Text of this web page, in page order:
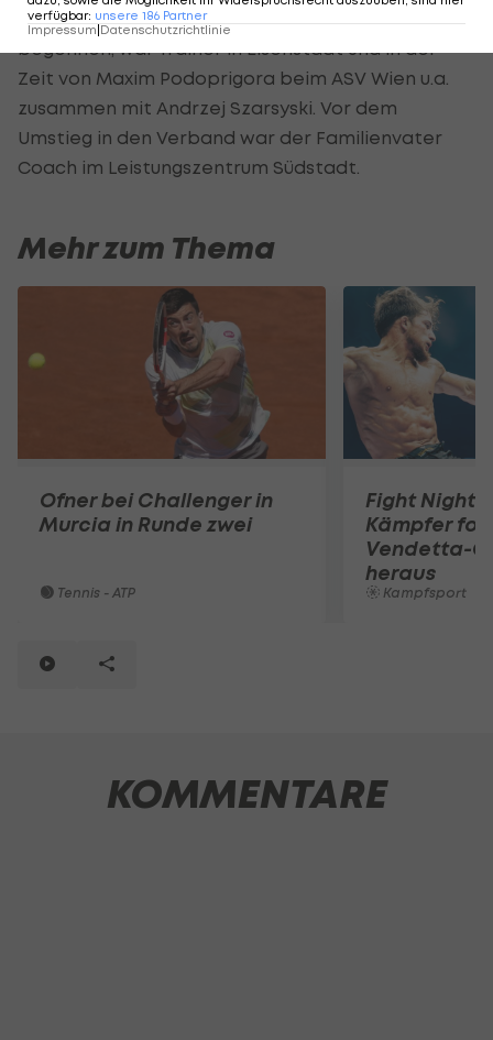
Bär hatte seine Schwimm-Karriere als Athlet
begonnen, war Trainer in Eisenstadt und in der
Zeit von Maxim Podoprigora beim ASV Wien u.a.
zusammen mit Andrzej Szarsyski. Vor dem
Umstieg in den Verband war der Familienvater
Coach im Leistungszentrum Südstadt.
Mehr zum Thema
Ofner bei Challenger in
Murcia in Runde zwei
Tennis - ATP
Fight Nights
Kämpfer
Vendetta-
heraus
Kampfsport
KOMMENTARE
verfügbar: unsere 186 Partner
Impressum|Datenschutzrichtlinie